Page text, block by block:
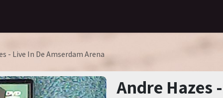
- Live In De Amserdam Arena
Andre Hazes